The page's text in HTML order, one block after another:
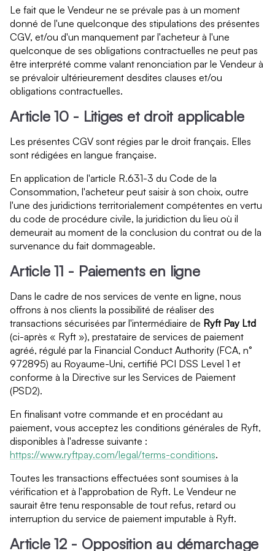
Le fait que le Vendeur ne se prévale pas à un moment
donné de l'une quelconque des stipulations des présentes
CGV, et/ou d'un manquement par l'acheteur à l'une
quelconque de ses obligations contractuelles ne peut pas
être interprété comme valant renonciation par le Vendeur à
se prévaloir ultérieurement desdites clauses et/ou
obligations contractuelles.
Article 10 - Litiges et droit applicable
Les présentes CGV sont régies par le droit français. Elles
sont rédigées en langue française.
En application de l'article R.631-3 du Code de la
Consommation, l'acheteur peut saisir à son choix, outre
l'une des juridictions territorialement compétentes en vertu
du code de procédure civile, la juridiction du lieu où il
demeurait au moment de la conclusion du contrat ou de la
survenance du fait dommageable.
Article 11 - Paiements en ligne
Dans le cadre de nos services de vente en ligne, nous
offrons à nos clients la possibilité de réaliser des
transactions sécurisées par l'intermédiaire de Ryft Pay Ltd
(ci-après « Ryft »), prestataire de services de paiement
agréé, régulé par la Financial Conduct Authority (FCA, n°
972895) au Royaume-Uni, certifié PCI DSS Level 1 et
conforme à la Directive sur les Services de Paiement
(PSD2).
En finalisant votre commande et en procédant au
paiement, vous acceptez les conditions générales de Ryft,
disponibles à l'adresse suivante :
https://www.ryftpay.com/legal/terms-conditions.
Toutes les transactions effectuées sont soumises à la
vérification et à l'approbation de Ryft. Le Vendeur ne
saurait être tenu responsable de tout refus, retard ou
interruption du service de paiement imputable à Ryft.
Article 12 - Opposition au démarchage